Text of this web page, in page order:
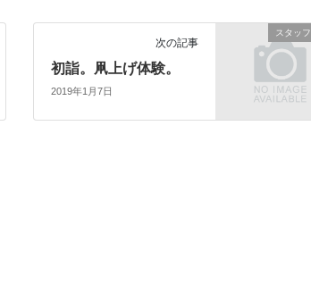
スタッ
次の記事
初詣。凧上げ体験。
2019年1月7日